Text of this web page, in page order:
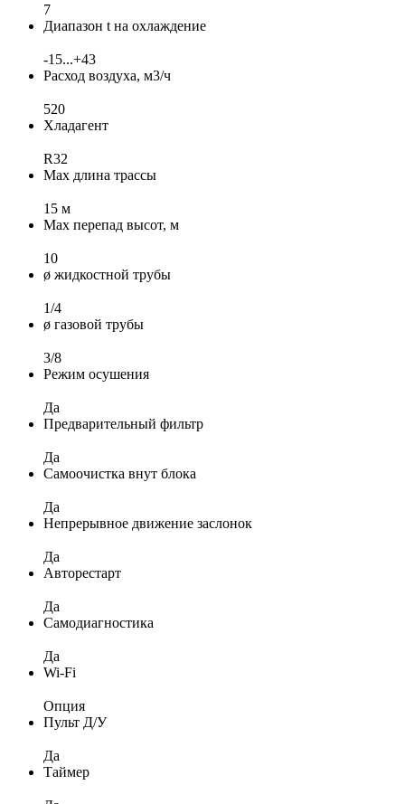
7
Диапазон t на охлаждение
-15...+43
Расход воздуха, м3/ч
520
Хладагент
R32
Max длина трассы
15 м
Max перепад высот, м
10
ø жидкостной трубы
1/4
ø газовой трубы
3/8
Режим осушения
Да
Предварительный фильтр
Да
Самоочистка внут блока
Да
Непрерывное движение заслонок
Да
Авторестарт
Да
Самодиагностика
Да
Wi-Fi
Опция
Пульт Д/У
Да
Таймер